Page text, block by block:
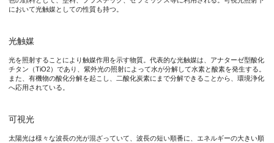
本研究成果が社会に与える影響（本研究成果の意義）
本研究では、太陽光エネルギーを化学エネルギーへ完璧に変換
において光触媒としての性質も持つ。
光触媒
光を照射することにより触媒作用を示す物質。代表的な光触媒は、アナターゼ型酸化
チタン（TiO2）であり、紫外光の照射によって水が分解して水素と酸素を発生する。
また、有機物の酸化分解を起こし、二酸化炭素にまで分解できることから、環境浄化
へ応用されている。
可視光
太陽光は様々な波長の光が混ざっていて、波長の短い順番に、エネルギーの大きい順